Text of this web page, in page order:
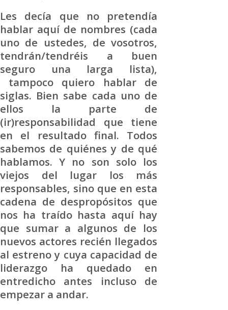
Les decía que no pretendía
hablar aquí de nombres (cada
uno de ustedes, de vosotros,
tendrán/tendréis a buen
seguro una larga lista),
tampoco quiero hablar de
siglas. Bien sabe cada uno de
ellos la parte de
(ir)responsabilidad que tiene
en el resultado final. Todos
sabemos de quiénes y de qué
hablamos. Y no son solo los
viejos del lugar los más
responsables, sino que en esta
cadena de despropósitos que
nos ha traído hasta aquí hay
que sumar a algunos de los
nuevos actores recién llegados
al estreno y cuya capacidad de
liderazgo ha quedado en
entredicho antes incluso de
empezar a andar.